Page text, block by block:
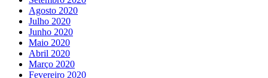
Agosto 2020
Julho 2020
Junho 2020
Maio 2020
Abril 2020
Março 2020
Fevereiro 2020